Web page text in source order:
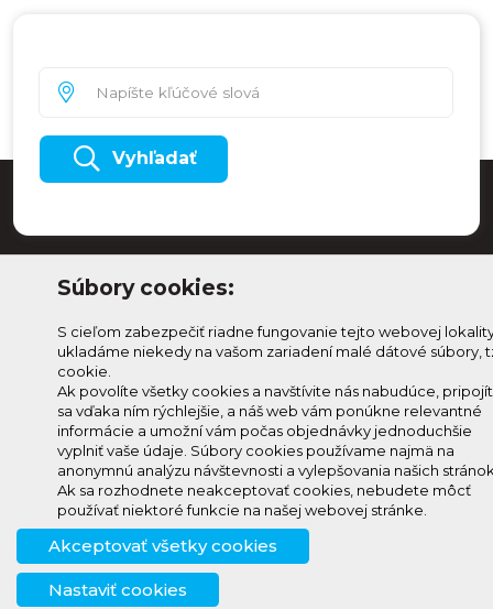
Vyhľadať
info@knh.sk
+421 903
294 997
Prihlásenie
Zmeniť
nastavenie
cookies
Odoberaj Kam na
Horehroní
Prihlás sa na odber a
dostávaj novinky ako prvý
Súbory cookies:
S cieľom zabezpečiť riadne fungovanie tejto webovej
ukladáme niekedy na vašom zariadení malé dátové súbory,
cookie.
Ak povolíte všetky cookies a navštívite nás nabudúce,
sa vďaka ním rýchlejšie, a náš web vám ponúkne relevantné
informácie a umožní vám počas objednávky jednoduchšie
vyplniť vaše údaje. Súbory cookies používame najmä na
anonymnú analýzu návštevnosti a vylepšovania našich
Ak sa rozhodnete neakceptovať cookies, nebudete môcť
používať niektoré funkcie na našej webovej stránke.
Akceptovať všetky cookies
Nastaviť cookies